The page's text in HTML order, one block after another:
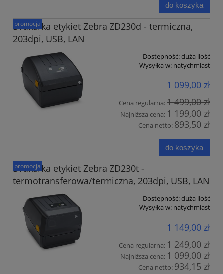
do koszyka
Drukarka etykiet Zebra ZD230d - termiczna,
203dpi, USB, LAN
Dostępność:duża ilość
Wysyłka w: natychmiast
1 099,00 zł
Cena regularna:1 499,00 zł
Najniższa cena:1 199,00 zł
Cena netto: 893,50 zł
do koszyka
promocja
Drukarka etykiet Zebra ZD230t -
termotransferowa/termiczna, 203dpi, USB, LAN
Dostępność:duża ilość
Wysyłka w: natychmiast
1 149,00 zł
Cena regularna:1 249,00 zł
Najniższa cena:1 099,00 zł
Cena netto: 934,15 zł
promocja